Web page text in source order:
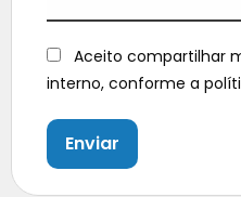
Aceito compartilhar
interno, conforme a
Enviar